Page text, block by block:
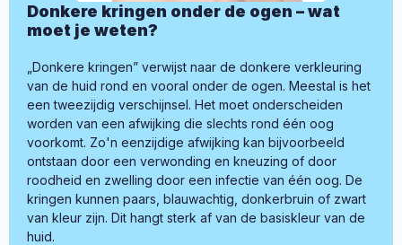
Donkere kringen onder de ogen – wat
moet je weten?
„Donkere kringen” verwijst naar de donkere verkleuring
van de huid rond en vooral onder de ogen. Meestal is het
een tweezijdig verschijnsel. Het moet onderscheiden
worden van een afwijking die slechts rond één oog
voorkomt. Zo'n eenzijdige afwijking kan bijvoorbeeld
ontstaan door een verwonding en kneuzing of door
roodheid en zwelling door een infectie van één oog. De
kringen kunnen paars, blauwachtig, donkerbruin of zwart
van kleur zijn. Dit hangt sterk af van de basiskleur van de
huid.